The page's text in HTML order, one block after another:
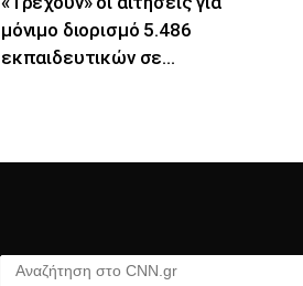
μόνιμο διορισμό 5.486
εκπαιδευτικών σε
Αναζήτηση στο CNN.gr